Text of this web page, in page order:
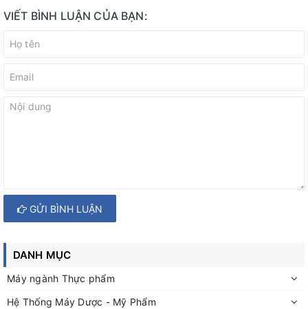
VIẾT BÌNH LUẬN CỦA BẠN:
GỬI BÌNH LUẬN
DANH MỤC
Máy ngành Thực phẩm
Hệ Thống Máy Dược - Mỹ Phẩm